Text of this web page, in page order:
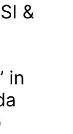
&
in